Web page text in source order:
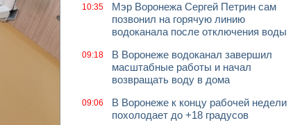
10:35
Мэр Воронежа Сергей Петрин сам
позвонил на горячую линию
водоканала после отключения воды
09:18
В Воронеже водоканал завершил
масштабные работы и начал
возвращать воду в дома
09:06
В Воронеже к концу рабочей недели
похолодает до +18 градусов